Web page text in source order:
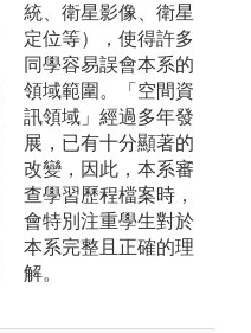
統、衛星影像、衛星
定位等），使得許多
同學容易誤會本系的
領域範圍。「空間資
訊領域」經過多年發
展，已有十分顯著的
改變，因此，本系審
查學習歷程檔案時，
會特別注重學生對於
本系完整且正確的理
解。